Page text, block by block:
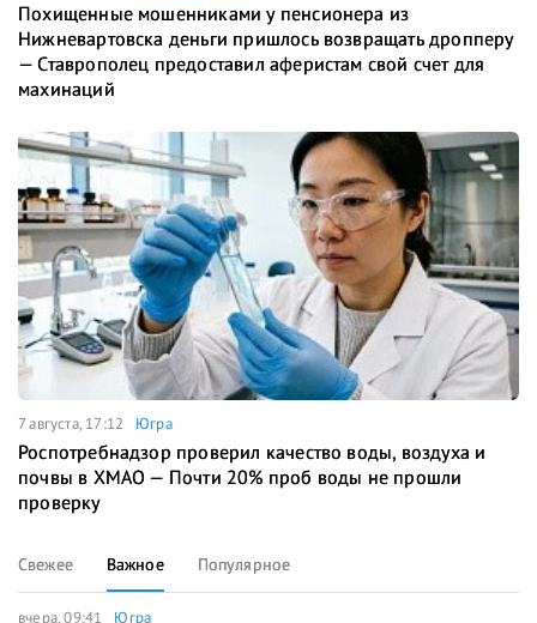
Похищенные мошенниками у пенсионера из
Нижневартовска деньги пришлось возвращать дропперу
— Ставрополец предоставил аферистам свой счет для
махинаций
7 августа, 17:12 Югра
Роспотребнадзор проверил качество воды, воздуха и
почвы в ХМАО — Почти 20% проб воды не прошли
проверку
Свежее Важное Популярное
вчера, 09:41 Югра